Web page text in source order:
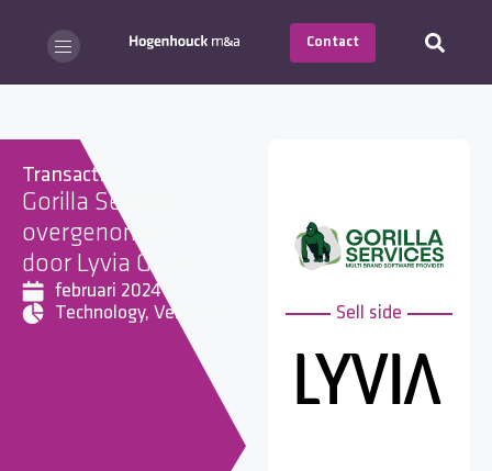
Contact
Transactie
Gorilla Services
overgenomen
door Lyvia Group
februari 2024
Technology, Verkoop Sell side